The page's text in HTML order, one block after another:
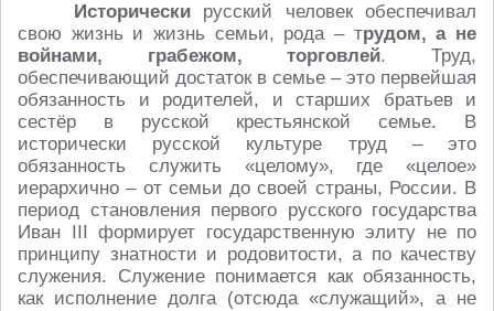
Исторически русский человек обеспечивал
свою жизнь и жизнь семьи, рода – трудом, а не
войнами, грабежом, торговлей. Труд,
обеспечивающий достаток в семье – это первейшая
обязанность и родителей, и старших братьев и
сестёр в русской крестьянской семье. В
исторически русской культуре труд – это
обязанность служить «целому», где «целое»
иерархично – от семьи до своей страны, России. В
период становления первого русского государства
Иван III формирует государственную элиту не по
принципу знатности и родовитости, а по качеству
служения. Служение понимается как обязанность,
как исполнение долга (отсюда «служащий», а не